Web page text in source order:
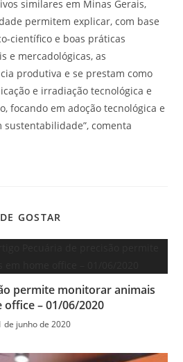
similares em Minas Gerais,
permitem explicar, com base
científico e boas práticas
e mercadológicas, as
produtiva e se prestam como
e irradiação tecnológica e
focando em adoção tecnológica e
comenta
GOSTAR
permite monitorar animais
office – 01/06/2020
de junho de 2020